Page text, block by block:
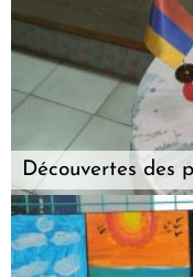
Découvertes des